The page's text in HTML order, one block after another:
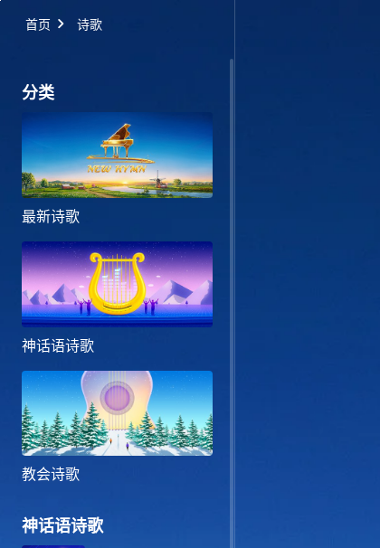
首页 诗歌
分类
最新诗歌
神话语诗歌
教会诗歌
神话语诗歌